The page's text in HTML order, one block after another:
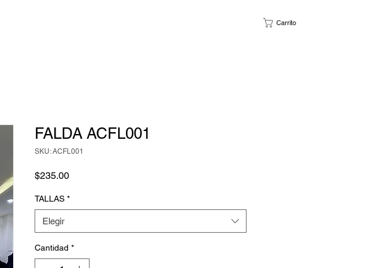
Carrito
FALDA ACFL001
SKU: ACFL001
$235.00Precio
TALLAS *
Elegir
Cantidad *